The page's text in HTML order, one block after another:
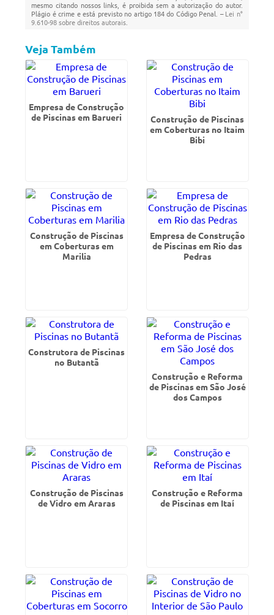
mesmo citando nossos links, é proibida sem a autorização do autor.
Plágio é crime e está previsto no artigo 184 do Código Penal. –Lei n°
9.610-98 sobre direitos autorais
Veja Também
Empresa de Construção
de Piscinas em Barueri
Construção de Piscinas
em Coberturas no Itaim
Bibi
Construção de Piscinas
em Coberturas em
Marilia
Empresa de Construção
de Piscinas em Rio das
Pedras
Construtora de Piscinas
no Butantã
Construção e Reforma
de Piscinas em São José
dos Campos
Construção de Piscinas
de Vidro em Araras
Construção e Reforma
de Piscinas em Itaí